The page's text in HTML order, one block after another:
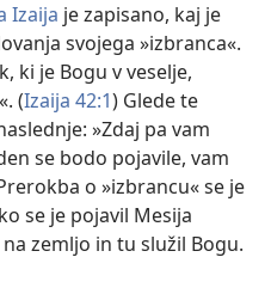
Izaija je zapisano, kaj je
svojega »izbranca«.
ki je Bogu v veselje,
(Izaija 42:1) Glede te
»Zdaj pa vam
se bodo pojavile, vam
o »izbrancu« se je
se je pojavil Mesija
zemljo in tu služil Bogu.